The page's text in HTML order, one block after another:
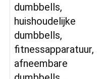
dumbbells,
huishoudelijke
dumbbells,
fitnessapparatuur,
afneembare